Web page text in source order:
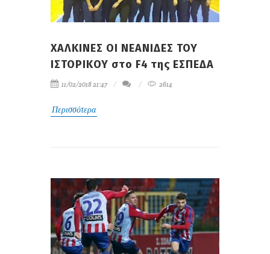
ΧΑΛΚΙΝΕΣ ΟΙ ΝΕΑΝΙΔΕΣ ΤΟΥ
ΙΣΤΟΡΙΚΟΥ στο F4 της ΕΣΠΕΔΑ
11/02/2018 21:47 2614
Περισσότερα